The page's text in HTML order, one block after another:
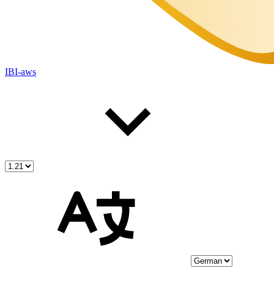
IBI-aws